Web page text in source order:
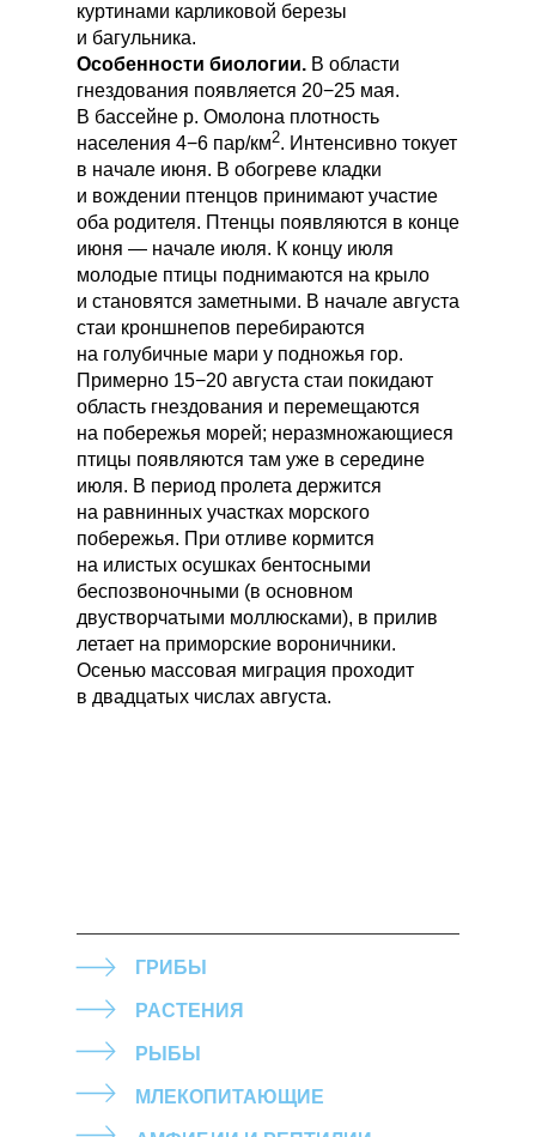
куртинами карликовой березы
и багульника.
Особенности биологии. В области
гнездования появляется 20−25 мая.
В бассейне р. Омолона плотность
населения 4−6 пар/км2. Интенсивно токует
в начале июня. В обогреве кладки
и вождении птенцов принимают участие
оба родителя. Птенцы появляются в конце
июня — начале июля. К концу июля
молодые птицы поднимаются на крыло
и становятся заметными. В начале августа
стаи кроншнепов перебираются
на голубичные мари у подножья гор.
Примерно 15−20 августа стаи покидают
область гнездования и перемещаются
на побережья морей; неразмножающиеся
птицы появляются там уже в середине
июля. В период пролета держится
на равнинных участках морского
побережья. При отливе кормится
на илистых осушках бентосными
беспозвоночными (в основном
двустворчатыми моллюсками), в прилив
летает на приморские вороничники.
Осенью массовая миграция проходит
в двадцатых числах августа.
ГРИБЫ
РАСТЕНИЯ
РЫБЫ
МЛЕКОПИТАЮЩИЕ